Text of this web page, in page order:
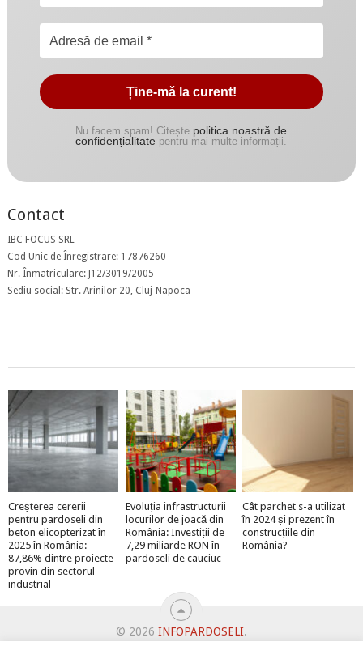
Nu facem spam! Citește politica noastră de
confidențialitate pentru mai multe informații.
Contact
IBC FOCUS SRL
Cod Unic de Înregistrare: 17876260
Nr. Înmatriculare: J12/3019/2005
Sediu social: Str. Arinilor 20, Cluj-Napoca
Creșterea cererii
pentru pardoseli din
beton elicopterizat în
2025 în România:
87,86% dintre proiecte
provin din sectorul
industrial
Evoluția infrastructurii
locurilor de joacă din
România: Investiții de
7,29 miliarde RON în
pardoseli de cauciuc
Cât parchet s-a utilizat
în 2024 și prezent în
construcțiile din
România?
© 2026 INFOPARDOSELI.